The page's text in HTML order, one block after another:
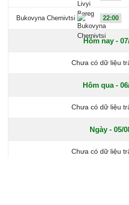
Bukovyna Chernivtsi 22:00
Hôm nay -
Chưa có dữ liệu
Hôm qua -
Chưa có dữ liệu
Ngày - 05/
Chưa có dữ liệu